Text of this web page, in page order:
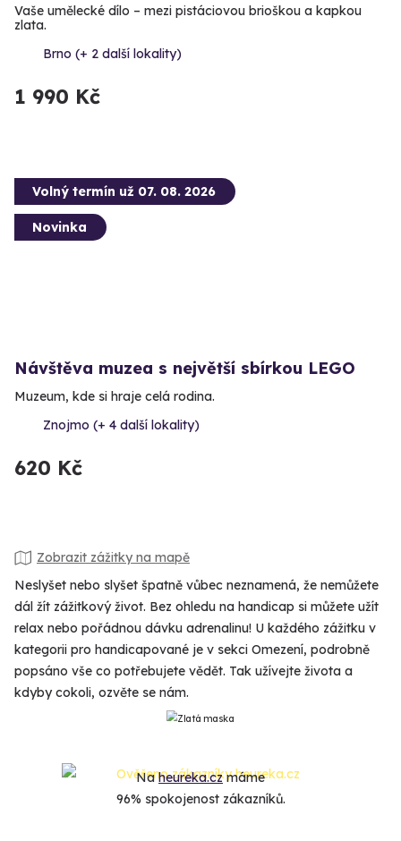
Vaše umělecké dílo – mezi pistáciovou brioškou a kapkou
zlata.
Brno (+ 2 další lokality)
1 990 Kč
Volný termín už 07. 08. 2026
Novinka
Návštěva muzea s největší sbírkou LEGO
Muzeum, kde si hraje celá rodina.
Znojmo (+ 4 další lokality)
620 Kč
Zobrazit zážitky na mapě
Neslyšet nebo slyšet špatně vůbec neznamená, že nemůžete
dál žít zážitkový život. Bez ohledu na handicap si můžete užít
relax nebo pořádnou dávku adrenalinu! U každého zážitku v
kategorii pro handicapované je v sekci Omezení, podrobně
popsáno vše co potřebujete vědět. Tak užívejte života a
kdyby cokoli, ozvěte se nám.
Naheureka.czmáme
96% spokojenost zákazníků.